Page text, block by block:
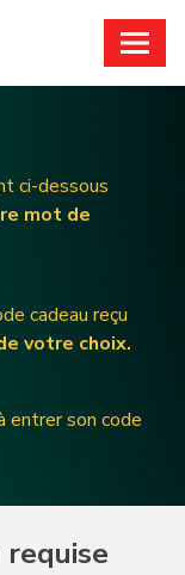
ci-dessous
mot de
cadeau reçu
votre choix.
entrer son code